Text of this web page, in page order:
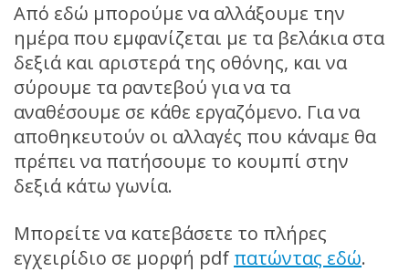
Από εδώ μπορούμε να αλλάξουμε την
ημέρα που εμφανίζεται με τα βελάκια στα
δεξιά και αριστερά της οθόνης, και να
σύρουμε τα ραντεβού για να τα
αναθέσουμε σε κάθε εργαζόμενο. Για να
αποθηκευτούν οι αλλαγές που κάναμε θα
πρέπει να πατήσουμε το κουμπί στην
δεξιά κάτω γωνία.
Μπορείτε να κατεβάσετε το πλήρες
εγχειρίδιο σε μορφή pdf πατώντας εδώ.